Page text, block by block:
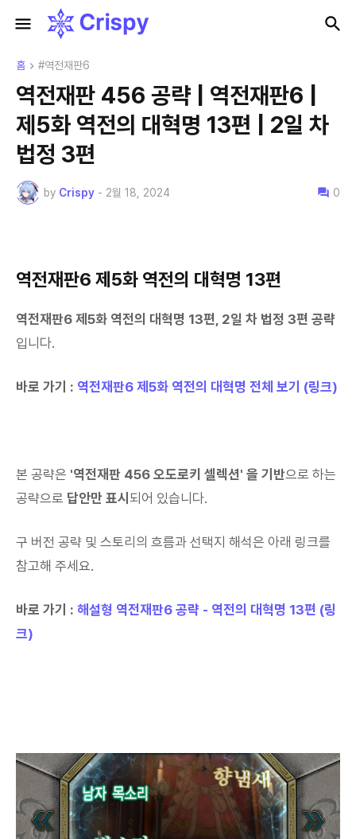
홈 #역전재판6
역전재판 456 공략 | 역전재판6 |
제5화 역전의 대혁명 13편 | 2일 차
법정 3편
by Crispy - 2월 18, 2024 0
역전재판6 제5화 역전의 대혁명 13편
역전재판6 제5화 역전의 대혁명 13편, 2일 차 법정 3편 공략
입니다.
바로 가기 : 역전재판6 제5화 역전의 대혁명 전체 보기 (링크)
본 공략은 '역전재판 456 오도로키 셀렉션' 을 기반으로 하는
공략으로 답안만 표시 되어 있습니다.
구 버전 공략 및 스토리의 흐름과 선택지 해석은 아래 링크를
참고해 주세요.
바로 가기 : 해설형 역전재판6 공략 - 역전의 대혁명 13편 (링
크)